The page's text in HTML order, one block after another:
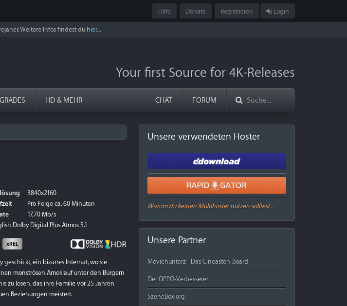
Hilfe Donate Registrieren Login
Weitere Infos findest du hier...
Your first Source for 4K-Releases
HD & MEHR CHAT FORUM
Dolby Digital Plus Atmos 5.1
3840x2160
Pro Folge ca. 60 Minuten
17,70 Mb/s
xREL
ein bizarres Internat, wo sie
monströsen Amoklauf unter den Bürgern
zu lösen, das ihre Familie vor 25 Jahren
Beziehungen meistert.
Unsere verwendeten Hoster
Warum du keinen Multihoster nutzen solltest...
Unsere Partner
Moviehunterz - Das Cineasten-Board
Der OPPO-Verbesserer
SzeneBox.org